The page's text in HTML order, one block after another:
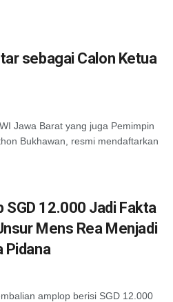
sebagai Calon Ketua
Jawa Barat yang juga Pemimpin
Bukhawan, resmi mendaftarkan
12.000 Jadi Fakta
Mens Rea Menjadi
Pidana
amplop berisi SGD 12.000